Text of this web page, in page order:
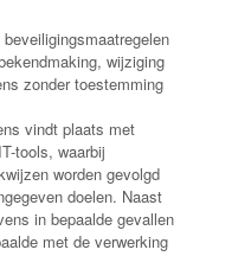
wijziging
zonder toestemming
vindt plaats met
tools, waarbij
worden gevolgd
doelen. Naast
in bepaalde gevallen
met de verwerking